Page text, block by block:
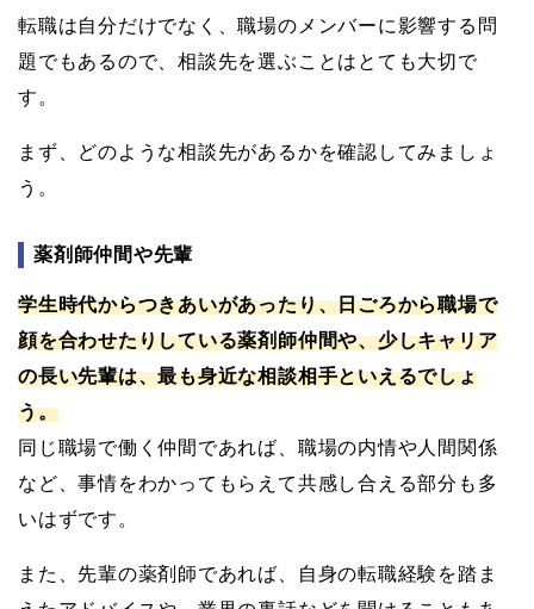
転職は自分だけでなく、職場のメンバーに影響する問
題でもあるので、相談先を選ぶことはとても大切で
す。
まず、どのような相談先があるかを確認してみましょ
う。
薬剤師仲間や先輩
学生時代からつきあいがあったり、日ごろから職場で
顔を合わせたりしている薬剤師仲間や、少しキャリア
の長い先輩は、最も身近な相談相手といえるでしょ
う。
同じ職場で働く仲間であれば、職場の内情や人間関係
など、事情をわかってもらえて共感し合える部分も多
いはずです。
また、先輩の薬剤師であれば、自身の転職経験を踏ま